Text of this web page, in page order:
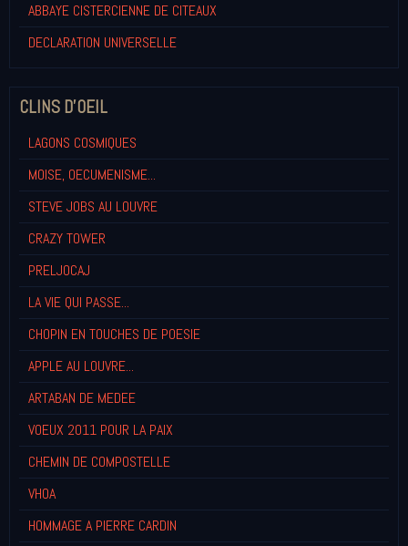
ABBAYE CISTERCIENNE DE CITEAUX
DECLARATION UNIVERSELLE
CLINS D'OEIL
LAGONS COSMIQUES
MOISE, OECUMENISME...
STEVE JOBS AU LOUVRE
CRAZY TOWER
PRELJOCAJ
LA VIE QUI PASSE...
CHOPIN EN TOUCHES DE POESIE
APPLE AU LOUVRE...
ARTABAN DE MEDEE
VOEUX 2011 POUR LA PAIX
CHEMIN DE COMPOSTELLE
VHOA
HOMMAGE A PIERRE CARDIN